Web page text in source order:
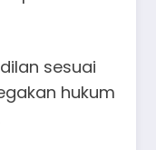
sesuai
hukum